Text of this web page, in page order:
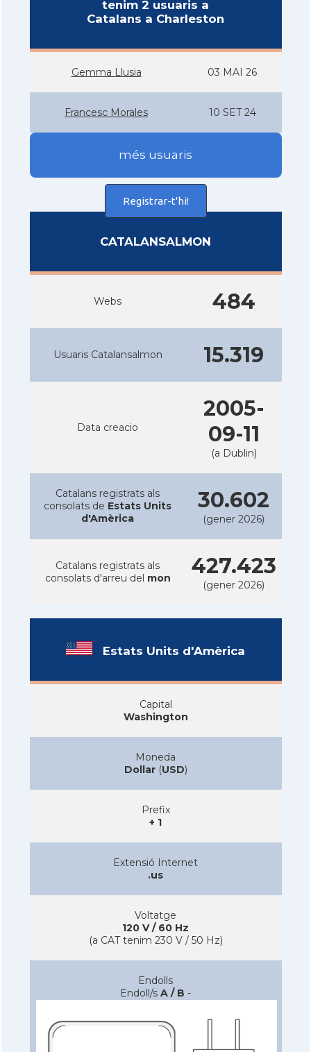
tenim 2 usuaris a
Catalans a Charleston
Gemma Llusia 03 MAI 26
Francesc Morales 10 SET 24
més usuaris
Registrar-t'hi!
CATALANSALMON
Webs 484
Usuaris Catalansalmon 15.319
Data creacio
2005-
09-11
(a Dublin)
Catalans registrats als
consolats de Estats Units
d'Amèrica
30.602
(gener 2026)
Catalans registrats als
consolats d'arreu del mon 427.423
(gener 2026)
Estats Units d'Amèrica
Capital
Washington
Moneda
Dollar(USD)
Prefix
+ 1
Extensió Internet
.us
Voltatge
120 V / 60 Hz
(a CAT tenim 230 V / 50 Hz)
Endolls
Endoll/s A / B -